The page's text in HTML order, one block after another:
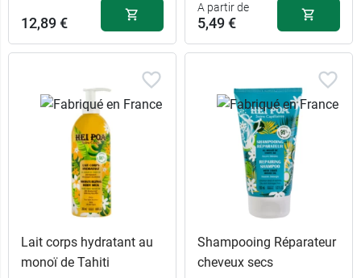
12,89 €
A partir de
5,49 €
Lait corps hydratant au
monoï de Tahiti
Shampooing Réparateur
cheveux secs